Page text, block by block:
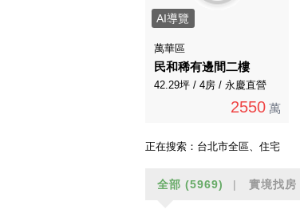
AI導覽
萬華區
民和稀有邊間二樓
42.29坪 / 4房 / 永慶直營
2550 萬
正在搜索： 台北市全區、住宅
全部 (5969) 實境找房